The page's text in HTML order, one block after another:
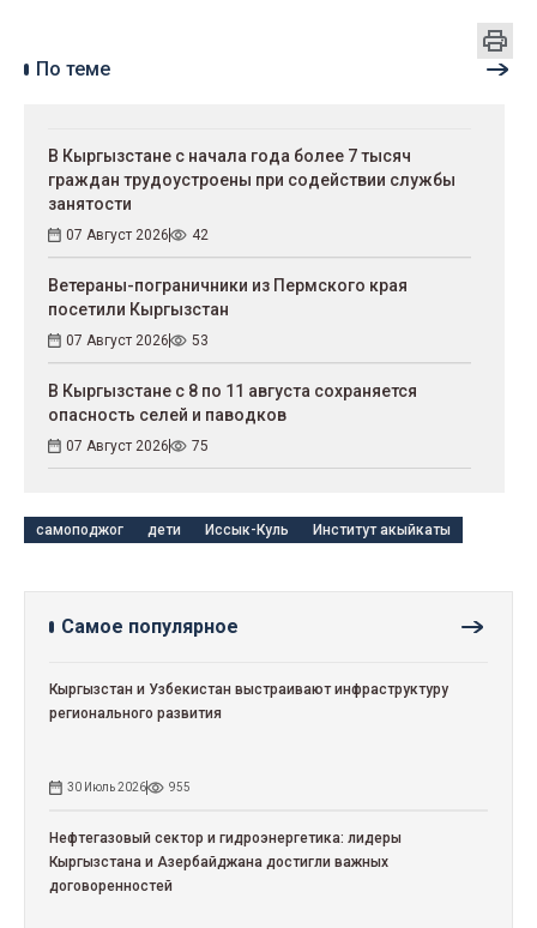
По теме
В Кыргызстане с начала года более 7 тысяч
граждан трудоустроены при содействии службы
занятости
07 Август 2026 42
Ветераны-пограничники из Пермского края
посетили Кыргызстан
07 Август 2026 53
В Кыргызстане с 8 по 11 августа сохраняется
опасность селей и паводков
07 Август 2026 75
самоподжог дети Иссык-Куль Институт акыйкаты
Самое популярное
Кыргызстан и Узбекистан выстраивают инфраструктуру
регионального развития
30 Июль 2026 955
Нефтегазовый сектор и гидроэнергетика: лидеры
Кыргызстана и Азербайджана достигли важных
договоренностей